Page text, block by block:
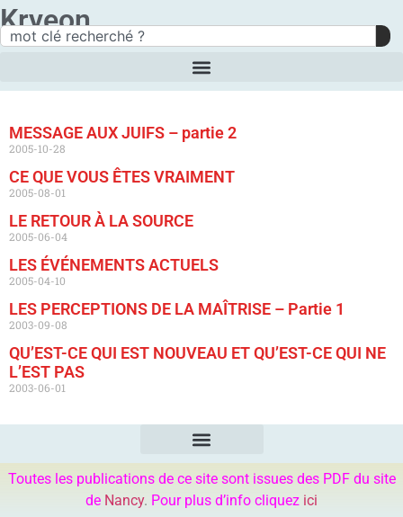
Kryeon
MESSAGE AUX JUIFS – partie 2
2005-10-28
CE QUE VOUS ÊTES VRAIMENT
2005-08-01
LE RETOUR À LA SOURCE
2005-06-04
LES ÉVÉNEMENTS ACTUELS
2005-04-10
LES PERCEPTIONS DE LA MAÎTRISE – Partie 1
2003-09-08
QU’EST-CE QUI EST NOUVEAU ET QU’EST-CE QUI NE
L’EST PAS
2003-06-01
Toutes les publications de ce site sont issues des PDF du site
de Nancy. Pour plus d’info cliquez ici